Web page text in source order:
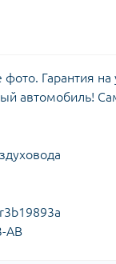
Гарантия
автомобиль!
AB